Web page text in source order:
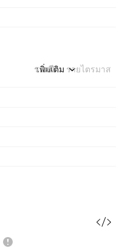
รายปี รายไตรมาส
เพิ่มเติม